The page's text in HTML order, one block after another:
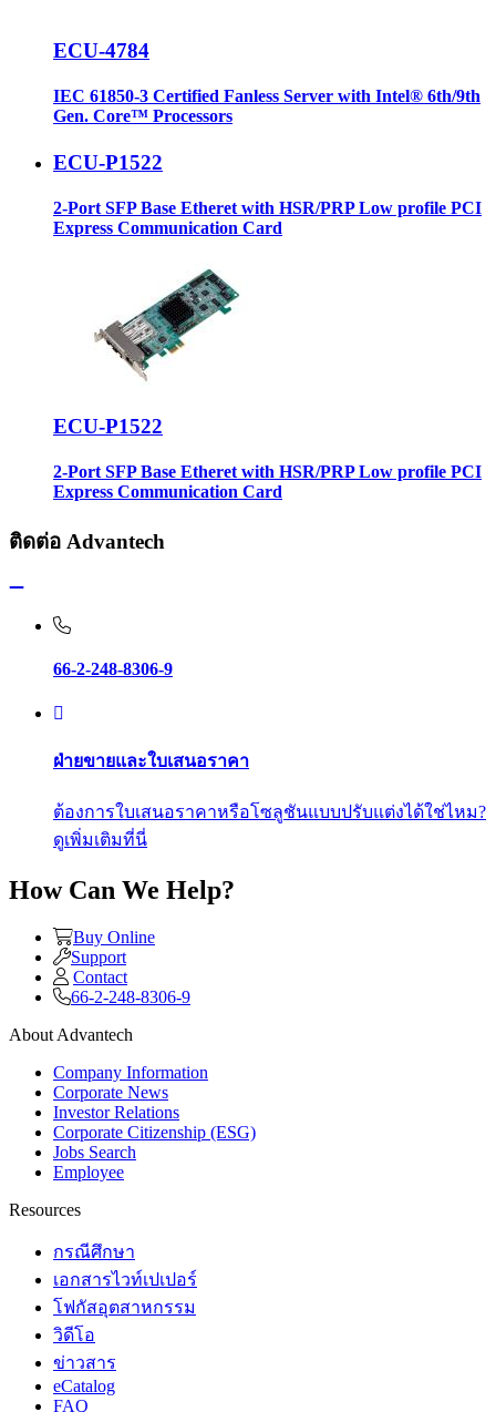
ECU-4784
IEC 61850-3 Certified Fanless Server with Intel® 6th/9th
Gen. Core™ Processors
ECU-P1522
2-Port SFP Base Etheret with HSR/PRP Low profile PCI
Express Communication Card
ECU-P1522
2-Port SFP Base Etheret with HSR/PRP Low profile PCI
Express Communication Card
ติดต่อ Advantech
66-2-248-8306-9
ฝ่ายขายและใบเสนอราคา
ต้องการใบเสนอราคาหรือโซลูชันแบบปรับแต่งได้ใช่ไหม?
ดูเพิ่มเติมที่นี่
How Can We Help?
Buy Online
Support
Contact
66-2-248-8306-9
About Advantech
Company Information
Corporate News
Investor Relations
Corporate Citizenship (ESG)
Jobs Search
Employee
Resources
กรณีศึกษา
เอกสารไวท์เปเปอร์
โฟกัสอุตสาหกรรม
วิดีโอ
ข่าวสาร
eCatalog
FAQ